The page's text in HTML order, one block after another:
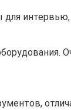
интервью,